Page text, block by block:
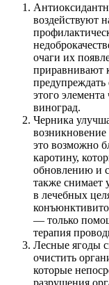
воздействуют
очаги их
приравнивают
этого
виноград.
Черника
возникновение
это возможно
каротину,
обновлению и
также снимает
в лечебных
— только
терапия
Лесные ягоды
очистить
которые
разрушения